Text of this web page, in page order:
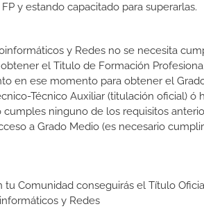
y estando capacitado para superarlas.
y Redes no se necesita
el Titulo de Formación
en ese momento para obtener el
Técnico Auxiliar (titulación oficial) ó
ninguno de los requisitos
a Grado Medio (es necesario
Comunidad conseguirás el Título
y Redes